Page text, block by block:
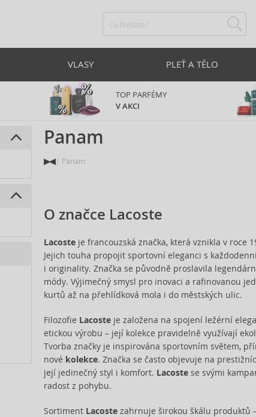
VLASY PLEŤ A TĚLO
TOP PARFÉMY
V AKCI
Panam
Panam
O značce Lacoste
Lacosteje francouzská značka, která vznikla v roce
Jejich touha propojit sportovní eleganci s
i originality. Značka se původně proslavila
módy. Výjimečný smysl pro inovaci a rafinovanou
kurtů až na přehlídková mola i do městských ulic.
Filozofie Lacosteje založena na spojení ležérní
etickou výrobu – její kolekce pravidelně využívají
Tvorba značky je inspirována sportovním světem,
nové kolekce. Značka se často objevuje na
její jedinečný styl i komfort. Lacostese svými
radost z pohybu.
Sortiment Lacostezahrnuje širokou škálu produktů